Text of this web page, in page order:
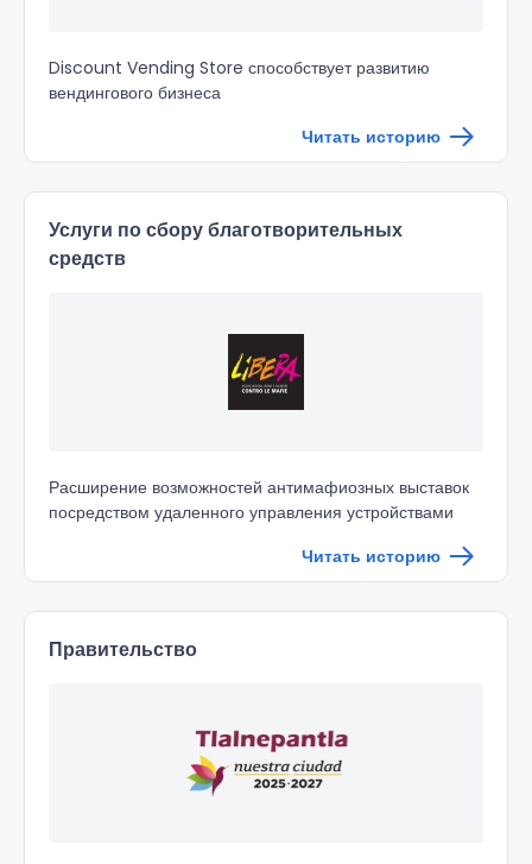
Discount Vending Store способствует развитию
вендингового бизнеса
Читать историю
Услуги по сбору благотворительных
средств
Расширение возможностей антимафиозных выставок
посредством удаленного управления устройствами
Читать историю
Правительство